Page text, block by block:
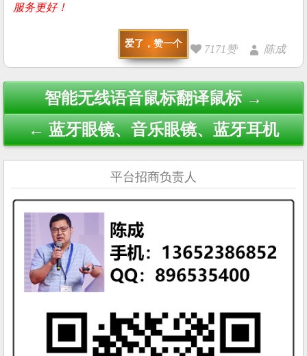
服务更好！
爱了，赞一个 7171赞 陈成
Post
navigation
智能无线语音鼠标翻译鼠标 →
← 蓝牙眼镜、音乐眼镜、蓝牙耳机
平台招商负责人